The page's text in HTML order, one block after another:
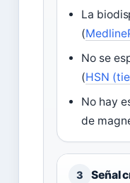
La
(
No se
(HSN
No hay
de
3 Señal